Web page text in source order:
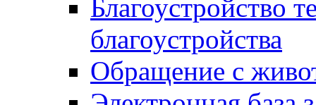
Благоустройство
благоустройства
Обращение с